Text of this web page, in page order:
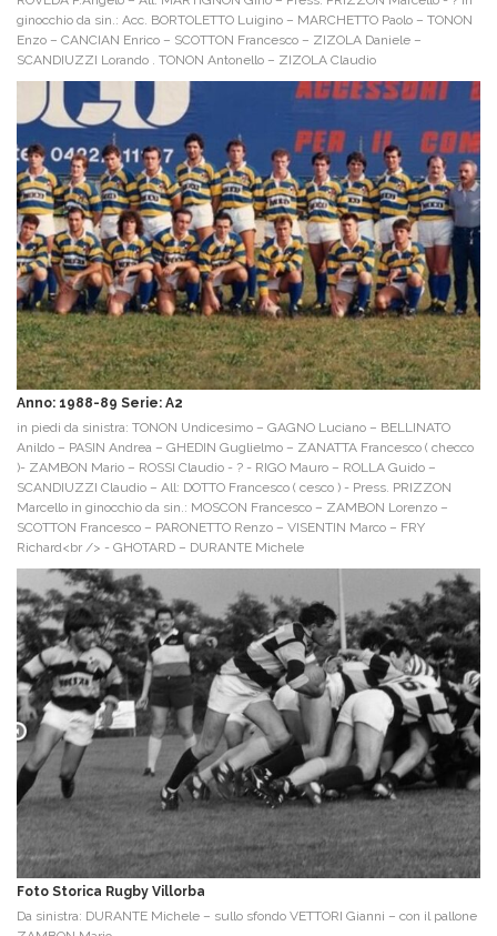
ginocchio da sin.: Acc. BORTOLETTO Luigino – MARCHETTO Paolo – TONON
Enzo – CANCIAN Enrico – SCOTTON Francesco – ZIZOLA Daniele –
SCANDIUZZI Lorando . TONON Antonello – ZIZOLA Claudio
Anno: 1988-89 Serie: A2
in piedi da sinistra: TONON Undicesimo – GAGNO Luciano – BELLINATO
Anildo – PASIN Andrea – GHEDIN Guglielmo – ZANATTA Francesco ( checco
)- ZAMBON Mario – ROSSI Claudio - ? - RIGO Mauro – ROLLA Guido –
SCANDIUZZI Claudio – All: DOTTO Francesco ( cesco ) - Press. PRIZZON
Marcello in ginocchio da sin.: MOSCON Francesco – ZAMBON Lorenzo –
SCOTTON Francesco – PARONETTO Renzo – VISENTIN Marco – FRY
Richard<br /> - GHOTARD – DURANTE Michele
Foto Storica Rugby Villorba
Da sinistra: DURANTE Michele – sullo sfondo VETTORI Gianni – con il pallone